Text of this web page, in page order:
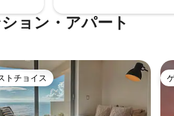
ョン・アパート
トチョイス
トチョイス